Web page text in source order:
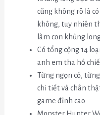
cũng không rõ là
không, tuy nhiên
làm con khủng
Có tổng cộng 14
anh em tha hồ
Từng ngọn cỏ,
chi tiết và chân
game đỉnh cao